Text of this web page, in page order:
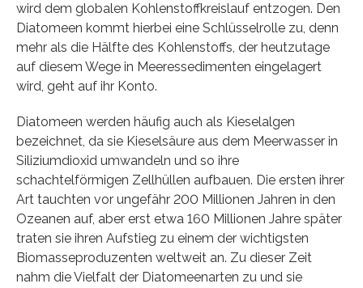
wird dem globalen Kohlenstoffkreislauf entzogen. Den
Diatomeen kommt hierbei eine Schlüsselrolle zu, denn
mehr als die Hälfte des Kohlenstoffs, der heutzutage
auf diesem Wege in Meeressedimenten eingelagert
wird, geht auf ihr Konto.
Diatomeen werden häufig auch als Kieselalgen
bezeichnet, da sie Kieselsäure aus dem Meerwasser in
Siliziumdioxid umwandeln und so ihre
schachtelförmigen Zellhüllen aufbauen. Die ersten ihrer
Art tauchten vor ungefähr 200 Millionen Jahren in den
Ozeanen auf, aber erst etwa 160 Millionen Jahre später
traten sie ihren Aufstieg zu einem der wichtigsten
Biomasseproduzenten weltweit an. Zu dieser Zeit
nahm die Vielfalt der Diatomeenarten zu und sie